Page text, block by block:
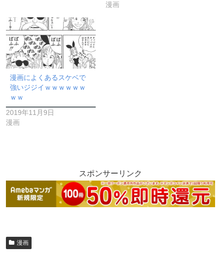
漫画
漫画によくあるスケベで
強いジジイｗｗｗｗｗｗ
ｗｗ
2019年11月9日
漫画
スポンサーリンク
漫画